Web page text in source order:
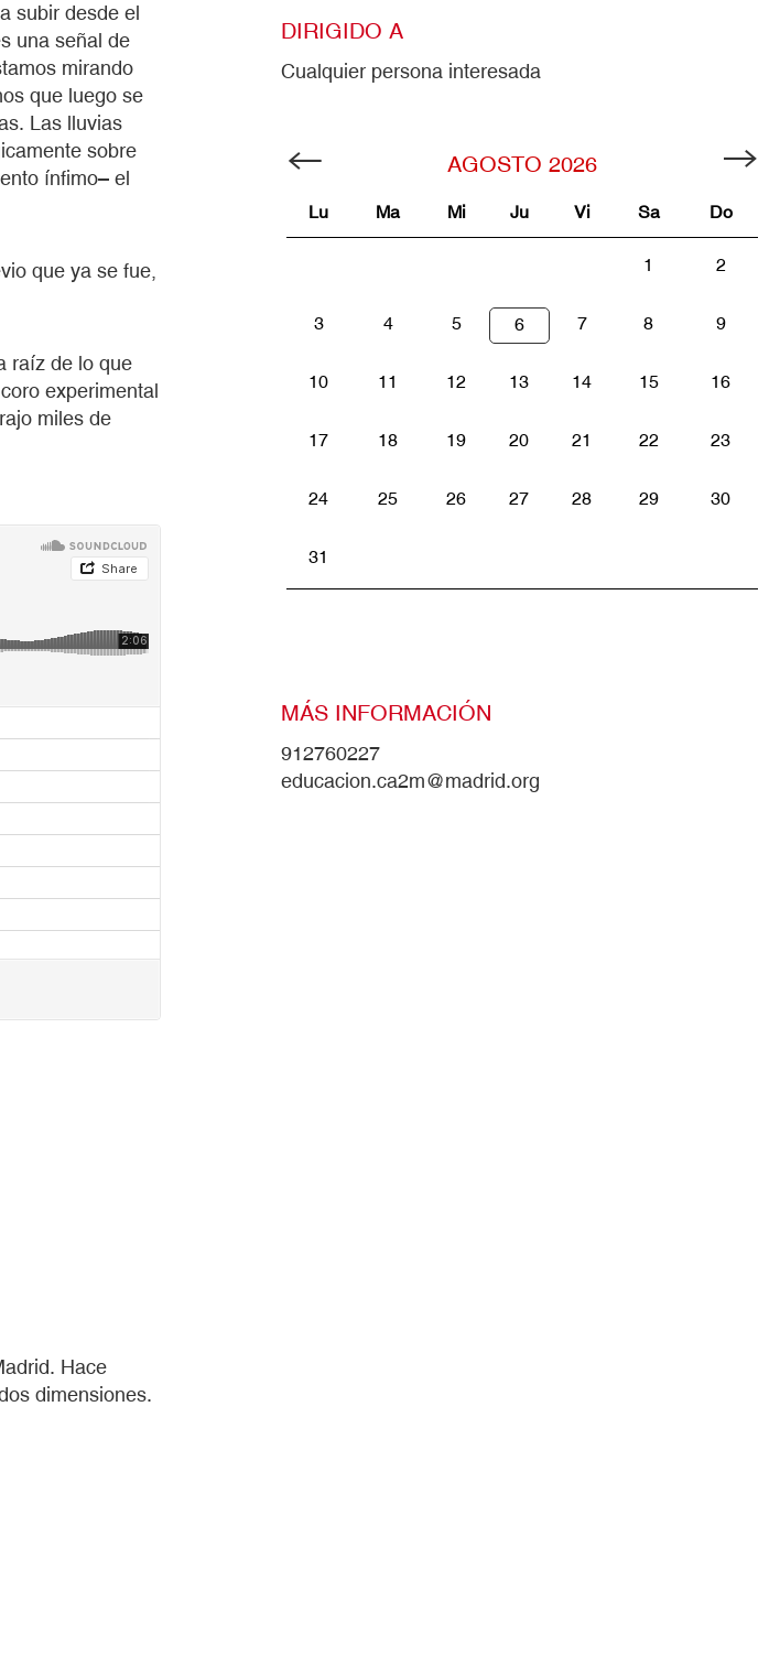
subir desde el
una señal de
mirando
que luego se
Las lluvias
sobre
ínfimo– el
que ya se fue,
raíz de lo que
experimental
miles de
Hace
dimensiones.
DIRIGIDO A
Cualquier persona interesada
AGOSTO 2026
Lu Ma Mi Ju Vi Sa Do
1 2
3 4 5 6 7 8 9
10 11 12 13 14 15 16
17 18 19 20 21 22 23
24 25 26 27 28 29 30
31
MÁS INFORMACIÓN
912760227
educacion.ca2m@madrid.org